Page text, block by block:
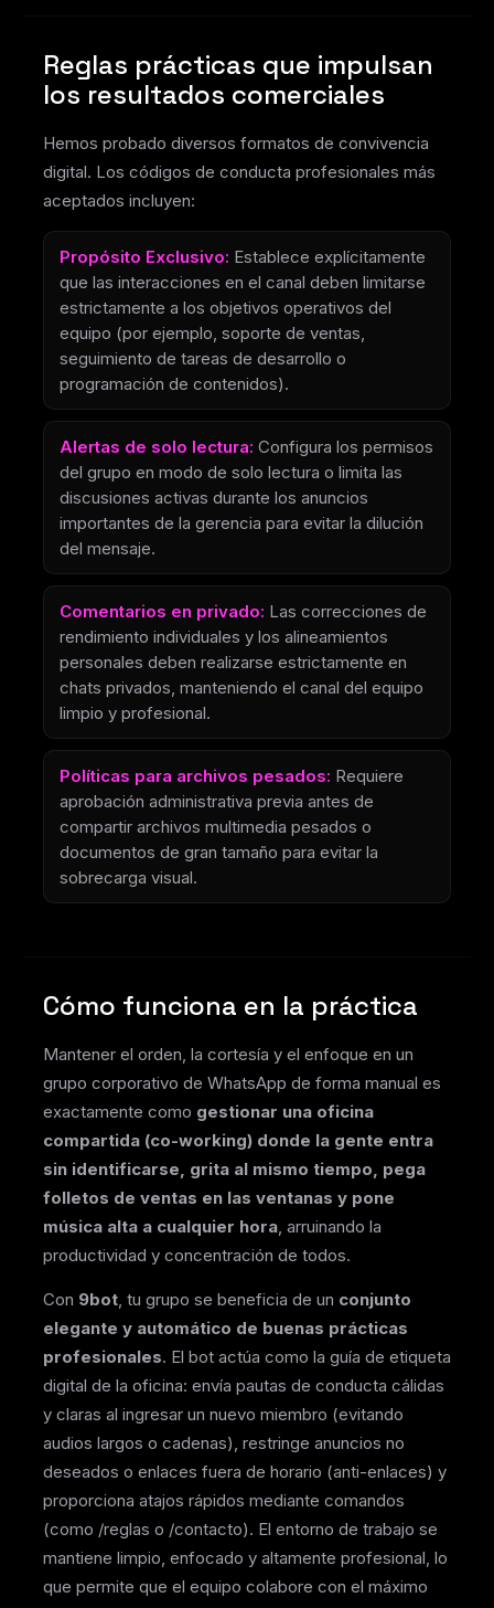
Reglas prácticas que impulsan
los resultados comerciales
Hemos probado diversos formatos de convivencia
digital. Los códigos de conducta profesionales más
aceptados incluyen:
Propósito Exclusivo: Establece explícitamente
que las interacciones en el canal deben limitarse
estrictamente a los objetivos operativos del
equipo (por ejemplo, soporte de ventas,
seguimiento de tareas de desarrollo o
programación de contenidos).
Alertas de solo lectura: Configura los permisos
del grupo en modo de solo lectura o limita las
discusiones activas durante los anuncios
importantes de la gerencia para evitar la dilución
del mensaje.
Comentarios en privado: Las correcciones de
rendimiento individuales y los alineamientos
personales deben realizarse estrictamente en
chats privados, manteniendo el canal del equipo
limpio y profesional.
Políticas para archivos pesados: Requiere
aprobación administrativa previa antes de
compartir archivos multimedia pesados o
documentos de gran tamaño para evitar la
sobrecarga visual.
Cómo funciona en la práctica
Mantener el orden, la cortesía y el enfoque en un
grupo corporativo de WhatsApp de forma manual es
exactamente como gestionar una oficina
compartida (co-working) donde la gente entra
sin identificarse, grita al mismo tiempo, pega
folletos de ventas en las ventanas y pone
música alta a cualquier hora, arruinando la
productividad y concentración de todos.
Con 9bot, tu grupo se beneficia de un conjunto
elegante y automático de buenas prácticas
profesionales. El bot actúa como la guía de etiqueta
digital de la oficina: envía pautas de conducta cálidas
y claras al ingresar un nuevo miembro (evitando
audios largos o cadenas), restringe anuncios no
deseados o enlaces fuera de horario (anti-enlaces) y
proporciona atajos rápidos mediante comandos
(como /reglas o /contacto). El entorno de trabajo se
mantiene limpio, enfocado y altamente profesional, lo
que permite que el equipo colabore con el máximo